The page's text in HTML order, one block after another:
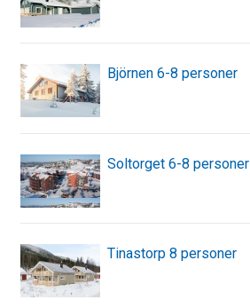
Björnen 6-8 personer
Soltorget 6-8 personer
Tinastorp 8 personer